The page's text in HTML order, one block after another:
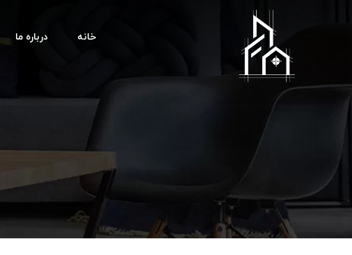
خانه درباره ما